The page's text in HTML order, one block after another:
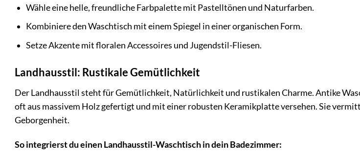
Wähle eine helle, freundliche Farbpalette mit Pastelltönen und Naturfarben.
Kombiniere den Waschtisch mit einem Spiegel in einer organischen Form.
Setze Akzente mit floralen Accessoires und Jugendstil-Fliesen.
Landhausstil: Rustikale Gemütlichkeit
Der Landhausstil steht für Gemütlichkeit, Natürlichkeit und rustikalen Charme. Antike
oft aus massivem Holz gefertigt und mit einer robusten Keramikplatte versehen. Sie
Geborgenheit.
So integrierst du einen Landhausstil-Waschtisch in dein Badezimmer: